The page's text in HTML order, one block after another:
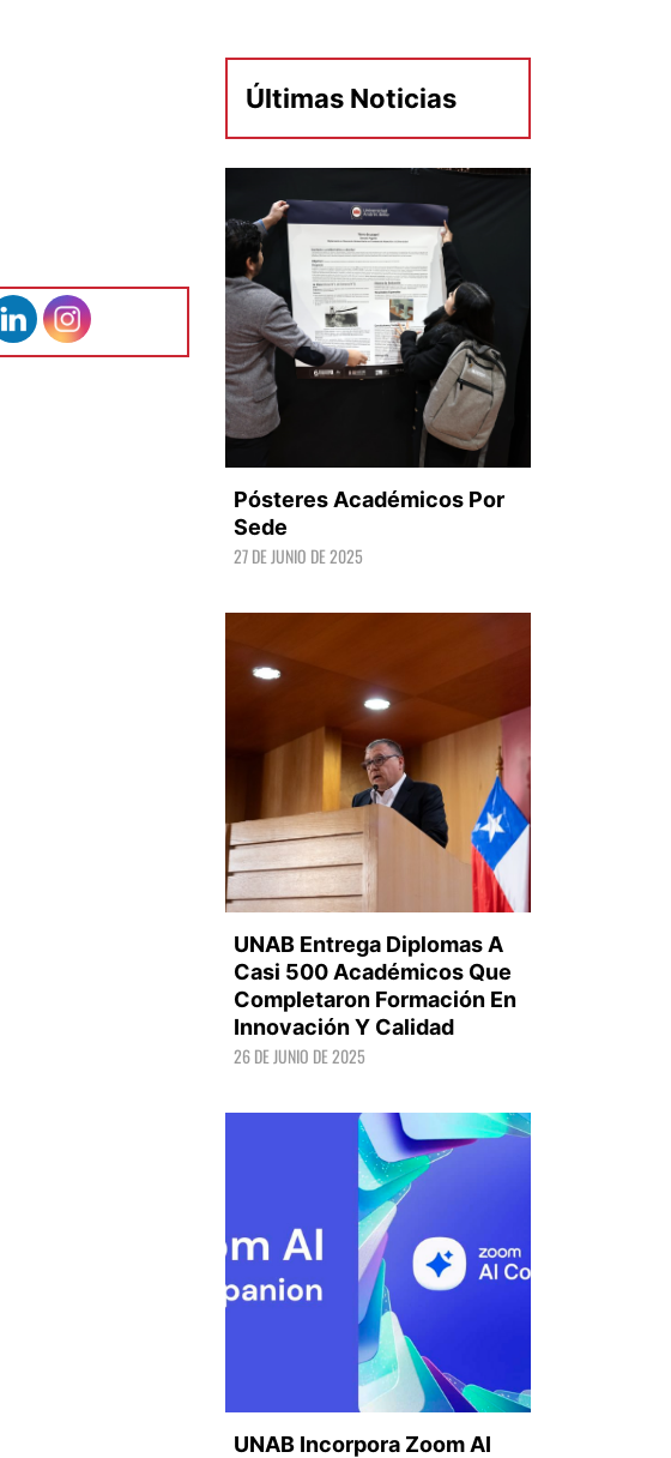
Últimas Noticias
LEER +
Pósteres Académicos Por
Sede
27 DE JUNIO DE 2025
LEER +
UNAB Entrega Diplomas A
Casi 500 Académicos Que
Completaron Formación En
Innovación Y Calidad
26 DE JUNIO DE 2025
UNAB Incorpora Zoom AI